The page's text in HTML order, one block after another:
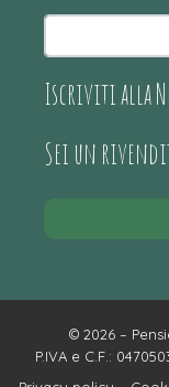
Iscriviti alla
Sei un
© 2026 –
P.IVA e C.F.: